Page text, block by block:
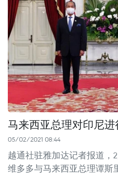
马来西亚总理对印尼
05/02/2021 08:44
越通社驻雅加达记者报道，
维多多与马来西亚总理谭斯